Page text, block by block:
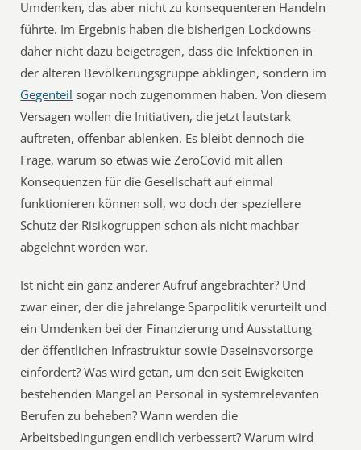
Umdenken, das aber nicht zu konsequenteren Handeln
führte. Im Ergebnis haben die bisherigen Lockdowns
daher nicht dazu beigetragen, dass die Infektionen in
der älteren Bevölkerungsgruppe abklingen, sondern im
Gegenteil sogar noch zugenommen haben. Von diesem
Versagen wollen die Initiativen, die jetzt lautstark
auftreten, offenbar ablenken. Es bleibt dennoch die
Frage, warum so etwas wie ZeroCovid mit allen
Konsequenzen für die Gesellschaft auf einmal
funktionieren können soll, wo doch der speziellere
Schutz der Risikogruppen schon als nicht machbar
abgelehnt worden war.
Ist nicht ein ganz anderer Aufruf angebrachter? Und
zwar einer, der die jahrelange Sparpolitik verurteilt und
ein Umdenken bei der Finanzierung und Ausstattung
der öffentlichen Infrastruktur sowie Daseinsvorsorge
einfordert? Was wird getan, um den seit Ewigkeiten
bestehenden Mangel an Personal in systemrelevanten
Berufen zu beheben? Wann werden die
Arbeitsbedingungen endlich verbessert? Warum wird